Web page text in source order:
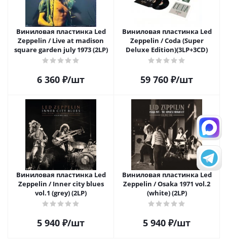
Виниловая пластинка Led
Zeppelin / Live at madison
square garden july 1973 (2LP)
6 360 ₽/шт
Виниловая пластинка Led
Zeppelin / Coda (Super
Deluxe Edition)(3LP+3CD)
59 760 ₽/шт
Виниловая пластинка Led
Zeppelin / Inner city blues
vol.1 (grey) (2LP)
5 940 ₽/шт
Виниловая пластинка Led
Zeppelin / Osaka 1971 vol.2
(white) (2LP)
5 940 ₽/шт